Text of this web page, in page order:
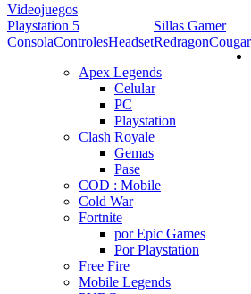
Videojuegos
Playstation 5
ConsolaControlesHeadset
Sillas Gamer
RedragonCougar
Apex Legends
Celular
PC
Playstation
Clash Royale
Gemas
Pase
COD : Mobile
Cold War
Fortnite
por Epic Games
Por Playstation
Free Fire
Mobile Legends